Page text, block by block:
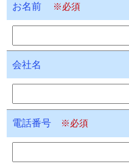
お名前 ※必須
会社名
電話番号 ※必須